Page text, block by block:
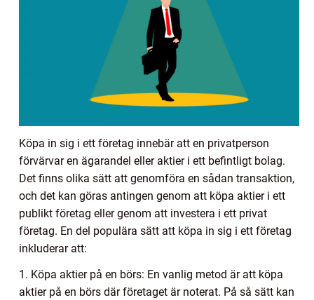
Köpa in sig i ett företag innebär att en privatperson
förvärvar en ägarandel eller aktier i ett befintligt bolag.
Det finns olika sätt att genomföra en sådan transaktion,
och det kan göras antingen genom att köpa aktier i ett
publikt företag eller genom att investera i ett privat
företag. En del populära sätt att köpa in sig i ett företag
inkluderar att:
1. Köpa aktier på en börs: En vanlig metod är att köpa
aktier på en börs där företaget är noterat. På så sätt kan